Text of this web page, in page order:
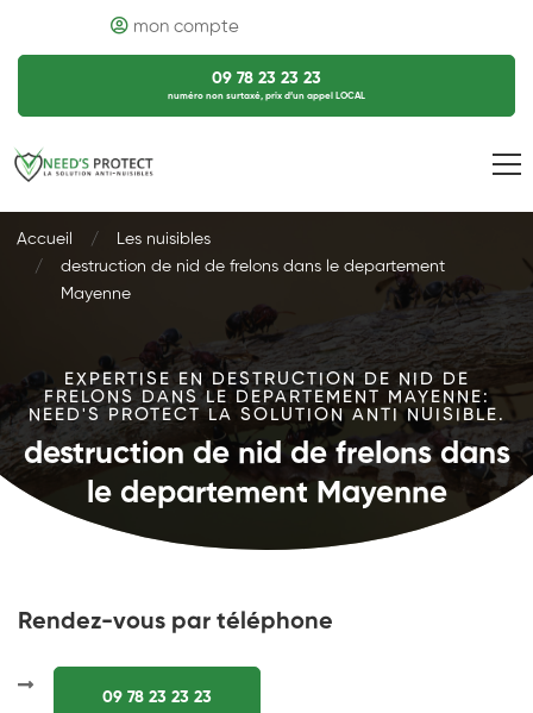
mon compte
09 78 23 23 23
numéro non surtaxé, prix d’un appel LOCAL
Accueil
Les nuisibles
destruction de nid de frelons dans le departement
Mayenne
EXPERTISE EN DESTRUCTION DE NID DE
FRELONS DANS LE DEPARTEMENT MAYENNE:
NEED'S PROTECT LA SOLUTION ANTI NUISIBLE.
destruction de nid de frelons dans
le departement Mayenne
Rendez-vous par téléphone
09 78 23 23 23